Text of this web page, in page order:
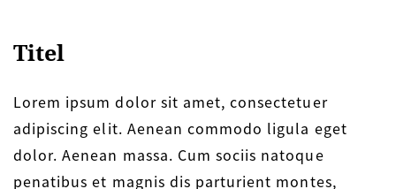
Titel
Lorem ipsum dolor sit amet, consectetuer
adipiscing elit. Aenean commodo ligula eget
dolor. Aenean massa. Cum sociis natoque
penatibus et magnis dis parturient montes,